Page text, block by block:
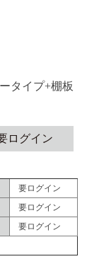
タイプ+棚板
ログイン
要ログイン
要ログイン
要ログイン